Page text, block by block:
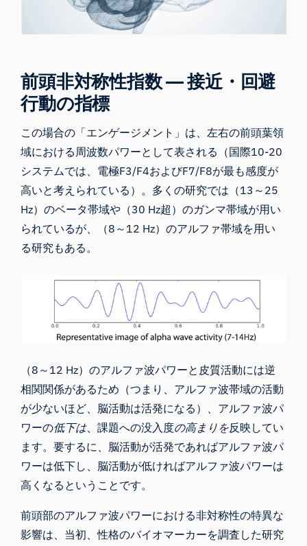
前頭非対称性指数 ― 接近・回避
行動の指標
この場合の「エンゲージメント」は、左右の前頭葉領
域における周波数パワーとして表される（国際10-20
システムでは、電極F3/F4およびF7/F8が最も感度が
高いと考えられている）。多くの研究では（13～25
Hz）のベータ帯域や（30 Hz超）のガンマ帯域が用い
られているが、（8～12 Hz）のアルファ帯域を用い
る研究もある。
（8～12 Hz）のアルファ波パワーと皮質活動には逆
相関関係があるため（つまり、アルファ波帯域の活動
が少ないほど、脳活動は活発になる）、アルファ波パ
ワーの低下は、課題への没入度の高まりを反映してい
ます。要するに、脳活動が活発であればアルファ波パ
ワーは低下し、脳活動が低ければアルファ波パワーは
高くなるということです。
前頭部のアルファ波パワーにおける非対称性の特異な
影響は、当初、性格のバイオマーカーを調査した研究